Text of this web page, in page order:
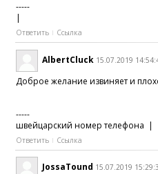
-----
|
Ответить Ссылка
AlbertCluck 15.07.2019
Доброе желание извиняет и
-----
швейцарский номер телефона |
Ответить Ссылка
JossaTound 15.07.2019